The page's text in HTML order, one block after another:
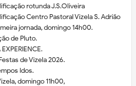
rotunda J.S.Oliveira
Centro Pastoral Vizela S. Adrião
jornada, domingo 14h00.
de Pluto.
de Vizela 2026.
Idos.
domingo 11h00,